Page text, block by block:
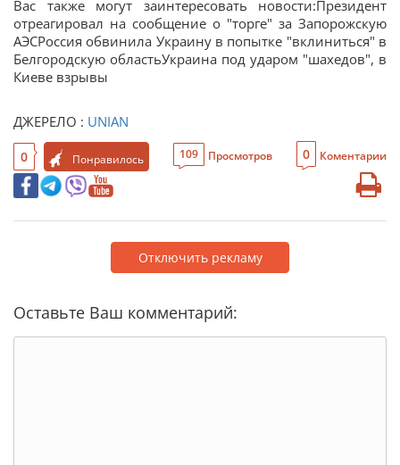
Вас также могут заинтересовать новости:Президент
отреагировал на сообщение о "торге" за Запорожскую
АЭСРоссия обвинила Украину в попытке "вклиниться" в
Белгородскую областьУкраина под ударом "шахедов", в
Киеве взрывы
ДЖЕРЕЛО : UNIAN
0 Понравилось 109 Просмотров 0 Коментарии
Отключить рекламу
Оставьте Ваш комментарий: